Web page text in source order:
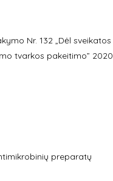
Nr. 132 „Dėl sveikatos
tvarkos pakeitimo” 2020
preparatų